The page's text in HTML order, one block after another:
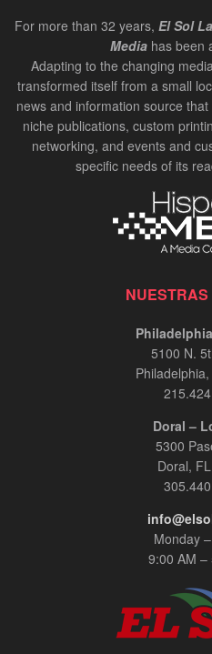
For more than 32 years, El Sol
Media has been
Adapting to the changing
transformed itself from a small
news and information source
niche publications, custom
networking, and events and
specific needs of its
5100 N.
Doral –
5300
Doral,
Monday
9:00 AM –